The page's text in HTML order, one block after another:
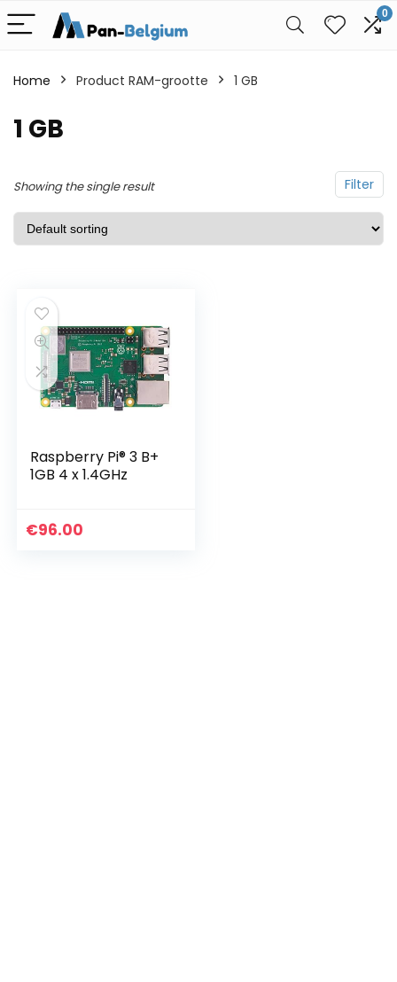
0
Home Product RAM-grootte 1 GB
1 GB
Filter
Showing the single result
Raspberry Pi® 3 B+
1GB 4 x 1.4GHz
€96.00